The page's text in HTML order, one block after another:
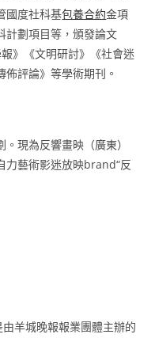
國度社科基包養合約金項
計劃項目等，頒發論文
》《文明研討》《社會迷
評論》等學術期刊。
現為反響畫映（廣東）
力藝術影迷放映brand“反
羊城晚報報業團體主辦的